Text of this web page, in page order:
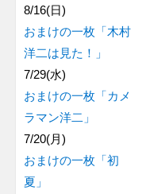
8/16(日)
おまけの一枚「木村
洋二は見た！」
7/29(水)
おまけの一枚「カメ
ラマン洋二」
7/20(月)
おまけの一枚「初
夏」